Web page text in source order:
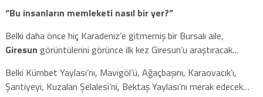
“Bu insanların memleketi nasıl bir yer?”
Belki daha önce hiç Karadeniz’e gitmemiş bir Bursalı aile,
Giresun görüntülerini görünce ilk kez Giresun’u araştıracak…
Belki Kümbet Yaylası’nı, Mavigöl’ü, Ağaçbaşını, Karaovacık’ı,
Şantiyeyi, Kuzalan Şelalesi’ni, Bektaş Yaylası’nı merak edecek…